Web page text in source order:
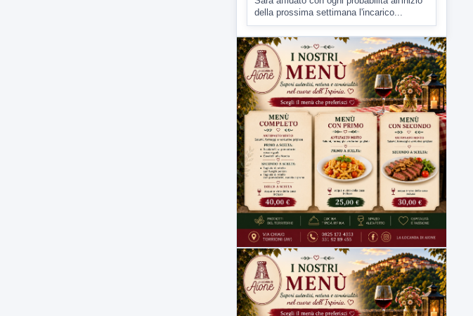
▶
7 AGOSTO 2026 CRONACA
Malore o aggressione? Sarà
l'autopsia a chiarire il giallo di Villa
Adriana
Sarà affidato con ogni probabilità all'inizio
della prossima settimana l'incarico...